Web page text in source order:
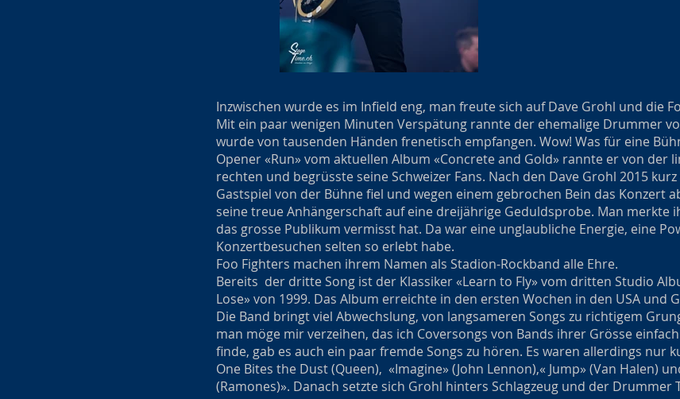
Inzwischen wurde es im Infield eng, man freute sich auf Dave Grohl und die
Mit ein paar wenigen Minuten Verspätung rannte der ehemalige Drummer
wurde von tausenden Händen frenetisch empfangen. Wow! Was für eine
Opener «Run» vom aktuellen Album «Concrete and Gold» rannte er von der
rechten und begrüsste seine Schweizer Fans. Nach den Dave Grohl 2015
Gastspiel von der Bühne fiel und wegen einem gebrochen Bein das Konzert
seine treue Anhängerschaft auf eine dreijährige Geduldsprobe. Man merkte
das grosse Publikum vermisst hat. Da war eine unglaubliche Energie, eine
Konzertbesuchen selten so erlebt habe.
Foo Fighters machen ihrem Namen als Stadion-Rockband alle Ehre.
Bereits der dritte Song ist der Klassiker «Learn to Fly» vom dritten Studio
Lose» von 1999. Das Album erreichte in den ersten Wochen in den USA und
Die Band bringt viel Abwechslung, von langsameren Songs zu richtigem
man möge mir verzeihen, das ich Coversongs von Bands ihrer Grösse
finde, gab es auch ein paar fremde Songs zu hören. Es waren allerdings nur
One Bites the Dust (Queen), «Imagine» (John Lennon),« Jump» (Van Halen)
(Ramones)». Danach setzte sich Grohl hinters Schlagzeug und der Drummer